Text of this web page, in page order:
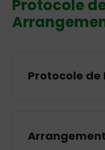
Protocole
Protocole de
Arrangement